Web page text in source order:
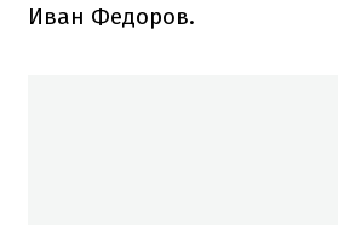
Иван Федоров.